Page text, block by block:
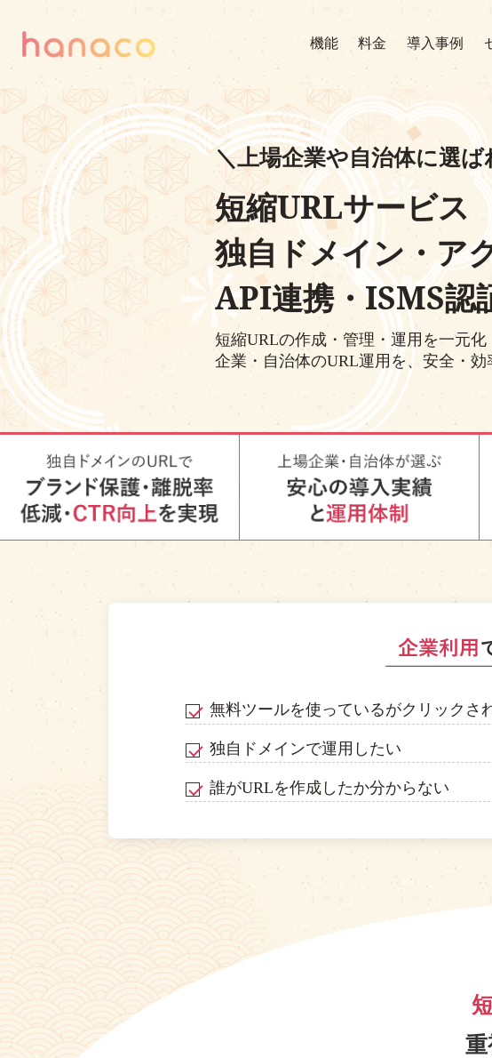
機能 料金 導入事例
＼上場企業や自治体に選
短縮URLサービス
独自ドメイン・ア
API連携・ISMS認
短縮URLの作成・管理・運用を一元化
企業・自治体のURL運用を、安全・効
無料ツールを使っているがクリックさ
独自ドメインで運用したい
誰がURLを作成したか分からない